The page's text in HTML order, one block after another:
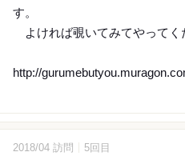
す。
よければ覗いてみてやってく
http://
2018/04 訪問 5回目